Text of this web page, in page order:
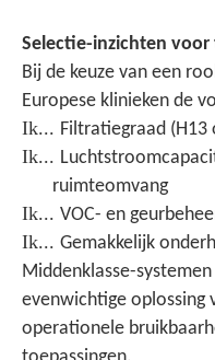
Selectie-inzichten
Bij de keuze van een
Europese klinieken de
Ik... Filtratiegraad (H13
Ik...
ruimteomvang
Ik... VOC- en
Ik... Gemakkelijk
Middenklasse-
evenwichtige
operationele